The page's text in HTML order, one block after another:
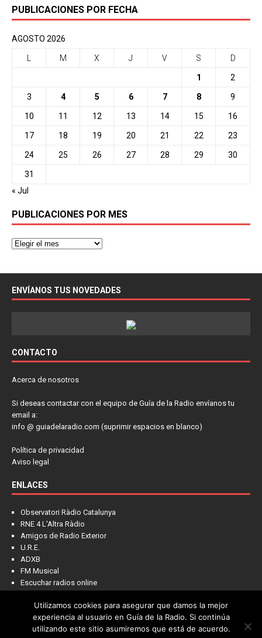
PUBLICACIONES POR FECHA
AGOSTO 2026
M X J V S D
1 2
3 4 5 6 7 8 9
10 11 12 13 14 15 16
17 18 19 20 21 22 23
24 25 26 27 28 29 30
31
« Jul
PUBLICACIONES POR MES
ENVÍANOS TUS NOVEDADES
CONTACTO
Acerca de nosotros
Si deseas contactar con el equipo de Guía de la Radio envíanos tu
email a:
info @ guiadelaradio.com (suprimir espacios en blanco)
Política de privacidad
Aviso legal
ENLACES
Observatori Ràdio Catalunya
RNE 4 L'Altra Ràdio
Amigos de Radio Exterior
U.R.E.
ADXB
FM Musical
Escuchar radios online
Utilizamos cookies para asegurar que damos la mejor
experiencia al usuario en Guía de la Radio. Si continúa
utilizando este sitio asumiremos que está de acuerdo.